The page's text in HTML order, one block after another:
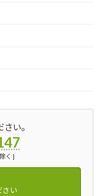
い。
く ]
さい